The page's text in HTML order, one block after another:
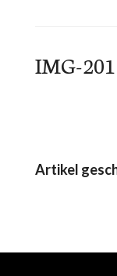
IMG-
Artikel